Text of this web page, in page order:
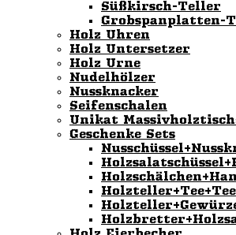
Süßkirsch-Teller
Grobspanplatten-
Holz Uhren
Holz Untersetzer
Holz Urne
Nudelhölzer
Nussknacker
Seifenschalen
Unikat
Geschenke Sets